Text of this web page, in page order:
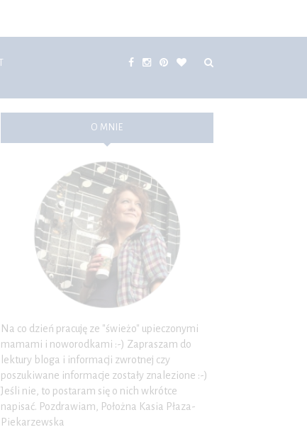
O MNIE
Na co dzień pracuję ze "świeżo" upieczonymi
mamami i noworodkami :-) Zapraszam do
lektury bloga i informacji zwrotnej czy
poszukiwane informacje zostały znalezione :-)
Jeśli nie, to postaram się o nich wkrótce
napisać. Pozdrawiam, Położna Kasia Płaza-
Piekarzewska